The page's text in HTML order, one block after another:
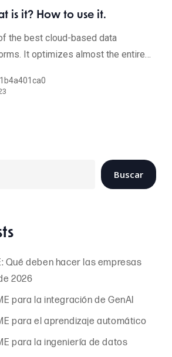
is it? How to use it.
the best cloud-based data
It optimizes almost the entire…
Buscar
Qué deben hacer las empresas
2026
para la integración de GenAI
para el aprendizaje automático
para la ingeniería de datos